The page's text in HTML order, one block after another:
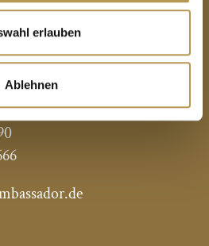
erlauben
Ablehnen